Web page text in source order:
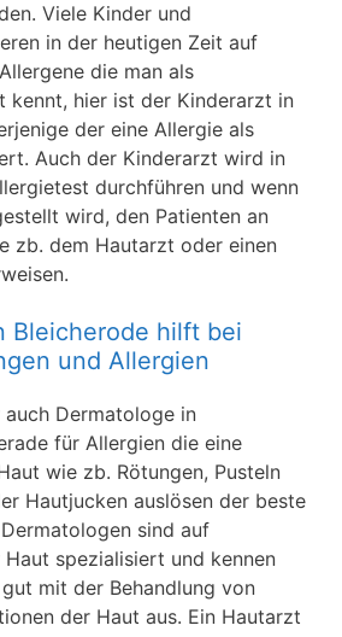
Viele Kinder und
in der heutigen Zeit auf
die man als
kennt, hier ist der Kinderarzt in
der eine Allergie als
Auch der Kinderarzt wird in
durchführen und wenn
wird, den Patienten an
zb. dem Hautarzt oder einen
Bleicherode hilft bei
und Allergien
Dermatologe in
für Allergien die eine
wie zb. Rötungen, Pusteln
Hautjucken auslösen der beste
sind auf
Haut spezialisiert und kennen
mit der Behandlung von
der Haut aus. Ein Hautarzt